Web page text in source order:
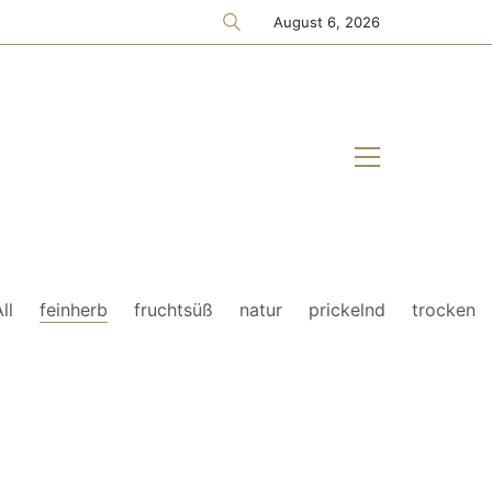
August 6, 2026
feinherb fruchtsüß natur prickelnd trocken